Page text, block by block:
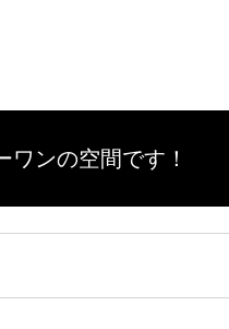
ワンの空間です！